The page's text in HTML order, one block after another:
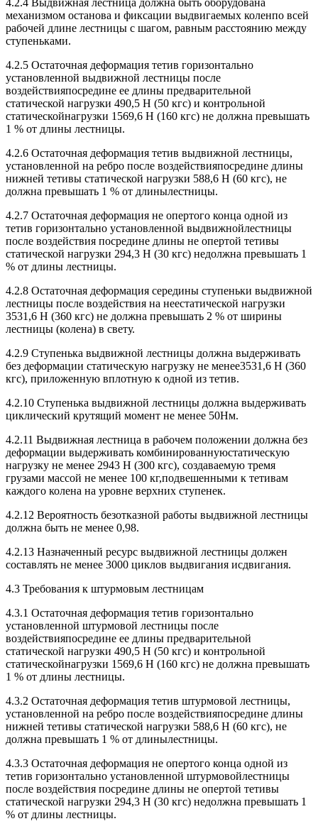
механизмом останова и фиксации выдвигаемых коленпо всей
рабочей длине лестницы с шагом, равным расстоянию между
ступеньками.
4.2.5 Остаточная деформация тетив горизонтально
установленной выдвижной лестницы после
воздействияпосредине ее длины предварительной
статической нагрузки 490,5 Н (50 кгс) и контрольной
статическойнагрузки 1569,6 Н (160 кгс) не должна превышать
1 % от длины лестницы.
4.2.6 Остаточная деформация тетив выдвижной лестницы,
установленной на ребро после воздействияпосредине длины
нижней тетивы статической нагрузки 588,6 Н (60 кгс), не
должна превышать 1 % от длинылестницы.
4.2.7 Остаточная деформация не опертого конца одной из
тетив горизонтально установленной выдвижнойлестницы
после воздействия посредине длины не опертой тетивы
статической нагрузки 294,3 Н (30 кгс) недолжна превышать 1
% от длины лестницы.
4.2.8 Остаточная деформация середины ступеньки выдвижной
лестницы после воздействия на неестатической нагрузки
3531,6 Н (360 кгс) не должна превышать 2 % от ширины
лестницы (колена) в свету.
4.2.9 Ступенька выдвижной лестницы должна выдерживать
без деформации статическую нагрузку не менее3531,6 Н (360
кгс), приложенную вплотную к одной из тетив.
4.2.10 Ступенька выдвижной лестницы должна выдерживать
циклический крутящий момент не менее 50Нм.
4.2.11 Выдвижная лестница в рабочем положении должна без
деформации выдерживать комбинированнуюстатическую
нагрузку не менее 2943 Н (300 кгс), создаваемую тремя
грузами массой не менее 100 кг,подвешенными к тетивам
каждого колена на уровне верхних ступенек.
4.2.12 Вероятность безотказной работы выдвижной лестницы
должна быть не менее 0,98.
4.2.13 Назначенный ресурс выдвижной лестницы должен
составлять не менее 3000 циклов выдвигания исдвигания.
4.3 Требования к штурмовым лестницам
4.3.1 Остаточная деформация тетив горизонтально
установленной штурмовой лестницы после
воздействияпосредине ее длины предварительной
статической нагрузки 490,5 Н (50 кгс) и контрольной
статическойнагрузки 1569,6 Н (160 кгс) не должна превышать
1 % от длины лестницы.
4.3.2 Остаточная деформация тетив штурмовой лестницы,
установленной на ребро после воздействияпосредине длины
нижней тетивы статической нагрузки 588,6 Н (60 кгс), не
должна превышать 1 % от длинылестницы.
4.3.3 Остаточная деформация не опертого конца одной из
тетив горизонтально установленной штурмовойлестницы
после воздействия посредине длины не опертой тетивы
статической нагрузки 294,3 Н (30 кгс) недолжна превышать 1
% от длины лестницы.